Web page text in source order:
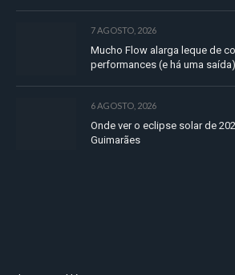
7 AGOSTO, 2026
Mucho Flow alarga leque de
performances (e há uma saída)
6 AGOSTO, 2026
Onde ver o eclipse solar de
Guimarães